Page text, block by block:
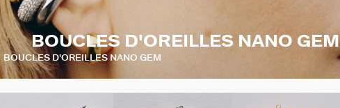
BOUCLES D'OREILLES NANO GEM
BOUCLES D'OREILLES NANO GEM